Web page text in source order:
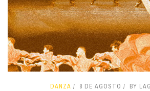
DANZA 8 DE AGOSTO BY